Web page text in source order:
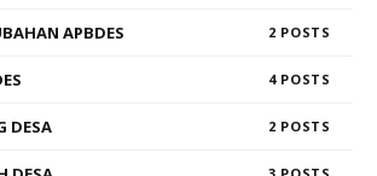
APBDES 2
4
DESA 2